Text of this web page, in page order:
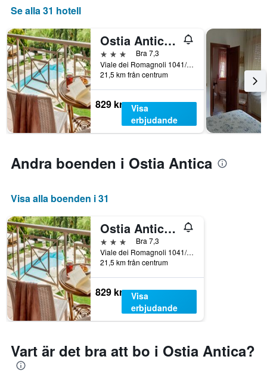
Se alla 31 hotell
Ostia Antica Park Hotel
3 stjärnorBra 7,3
Viale dei Romagnoli 1041/a, Rom, Italien
21,5 km från centrum
829 kr
Visa
erbjudande
Andra boenden i Ostia Antica
Visa alla boenden i 31
Ostia Antica Park Hotel
3 stjärnorBra 7,3
Viale dei Romagnoli 1041/a, Rom, Italien
21,5 km från centrum
829 kr
Visa
erbjudande
Vart är det bra att bo i Ostia Antica?